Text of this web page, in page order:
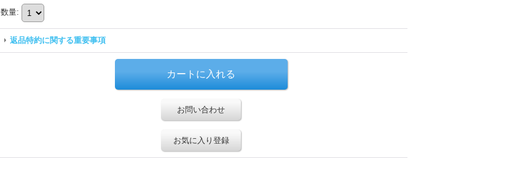
数量:
返品特約に関する重要事項
お問い合わせ
お気に入り登録